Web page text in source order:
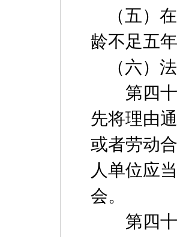
（五）在
龄不足五年
（六）法
第四十
先将理由
或者劳动
人单位应
会。
第四十